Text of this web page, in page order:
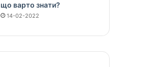
що варто знати?
14-02-2022